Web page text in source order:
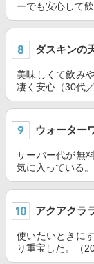
ーでも安心して
ダスキンの
美味しくて飲み
凄く安心（30代／
ウォーター
サーバー代が無
気に入っている
アクアクラ
使いたいときに
り重宝した。（